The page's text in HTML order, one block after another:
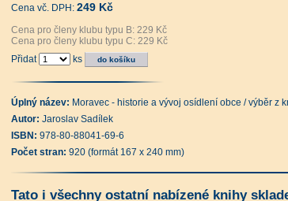
Cena vč. DPH: 249 Kč
Cena pro členy klubu typu B: 229 Kč
Cena pro členy klubu typu C: 229 Kč
Přidat
ks
Úplný název: Moravec - historie a vývoj osídlení obce / výběr z
Autor: Jaroslav Sadílek
ISBN: 978-80-88041-69-6
Počet stran: 920 (formát 167 x 240 mm)
Tato i všechny ostatní nabízené knihy